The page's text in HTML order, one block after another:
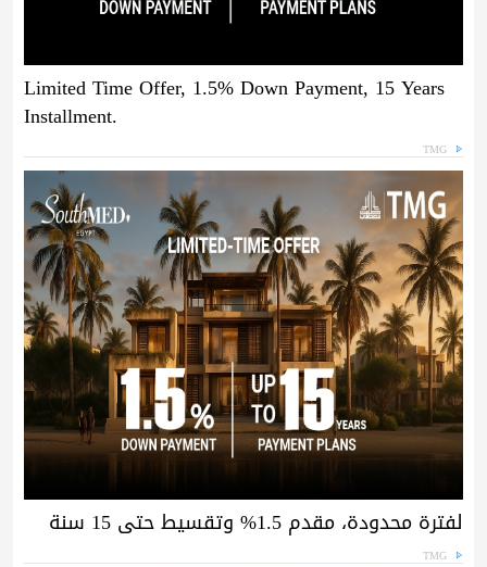
Limited Time Offer, 1.5% Down Payment, 15 Years
Installment.
TMG
لفترة محدودة، مقدم 1.5% وتقسيط حتى 15 سنة
TMG